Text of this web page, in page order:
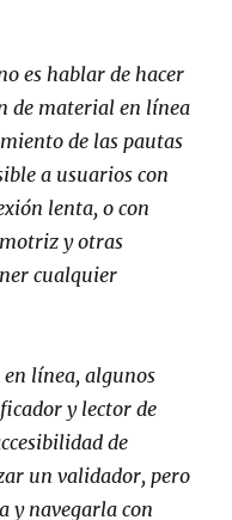
es hablar de hacer
de material en línea
de las pautas
a usuarios con
lenta, o con
y otras
cualquier
línea, algunos
y lector de
de
un validador, pero
y navegarla con